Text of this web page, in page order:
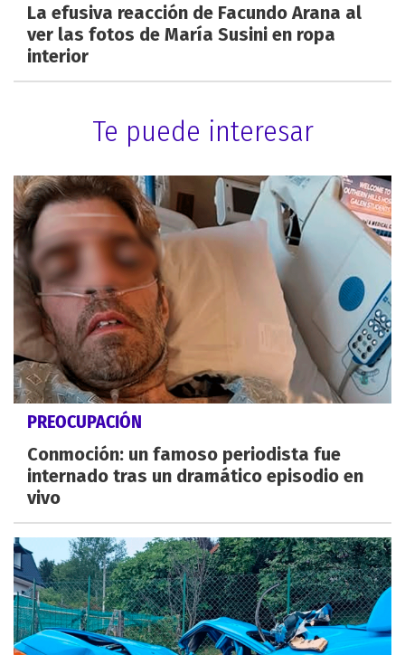
La efusiva reacción de Facundo Arana al
ver las fotos de María Susini en ropa
interior
Te puede interesar
PREOCUPACIÓN
Conmoción: un famoso periodista fue
internado tras un dramático episodio en
vivo